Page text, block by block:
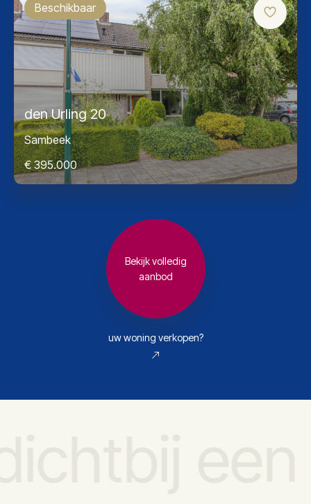
Beschikbaar
den Urling 20
Sambeek
€ 395.000
Bekijk volledig
aanbod
uw woning verkopen?